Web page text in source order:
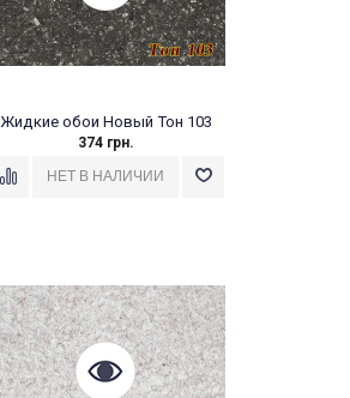
Жидкие обои Новый Тон 103
374 грн.